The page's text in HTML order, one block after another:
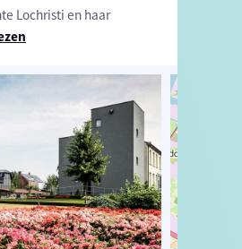
Lochristi en haar